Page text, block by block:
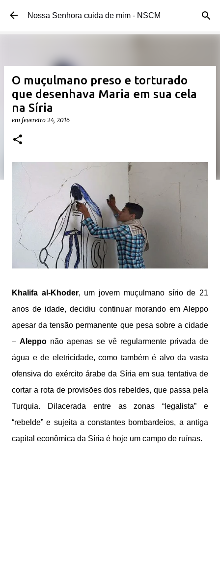
Pular para o conteúdo principal
Nossa Senhora cuida de mim - NSCM
O muçulmano preso e torturado
que desenhava Maria em sua cela
na Síria
em fevereiro 24, 2016
Khalifa al-Khoder, um jovem muçulmano sírio de 21
anos de idade, decidiu continuar morando em Aleppo
apesar da tensão permanente que pesa sobre a cidade
–Aleppo não apenas se vê regularmente privada de
água e de eletricidade, como também é alvo da vasta
ofensiva do exército árabe da Síria em sua tentativa de
cortar a rota de provisões dos rebeldes, que passa pela
Turquia. Dilacerada entre as zonas “legalista” e
“rebelde” e sujeita a constantes bombardeios, a antiga
capital econômica da Síria é hoje um campo de ruínas.